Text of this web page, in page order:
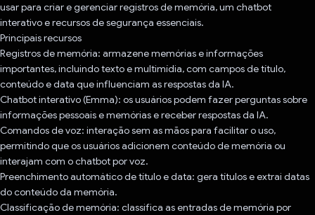
usar para criar e gerenciar registros de memória, um chatbot
interativo e recursos de segurança essenciais.
Principais recursos
Registros de memória: armazene memórias e informações
importantes, incluindo texto e multimídia, com campos de título,
conteúdo e data que influenciam as respostas da IA.
Chatbot interativo (Emma): os usuários podem fazer perguntas sobre
informações pessoais e memórias e receber respostas da IA.
Comandos de voz: interação sem as mãos para facilitar o uso,
permitindo que os usuários adicionem conteúdo de memória ou
interajam com o chatbot por voz.
Preenchimento automático de título e data: gera títulos e extrai datas
do conteúdo da memória.
Classificação de memória: classifica as entradas de memória por